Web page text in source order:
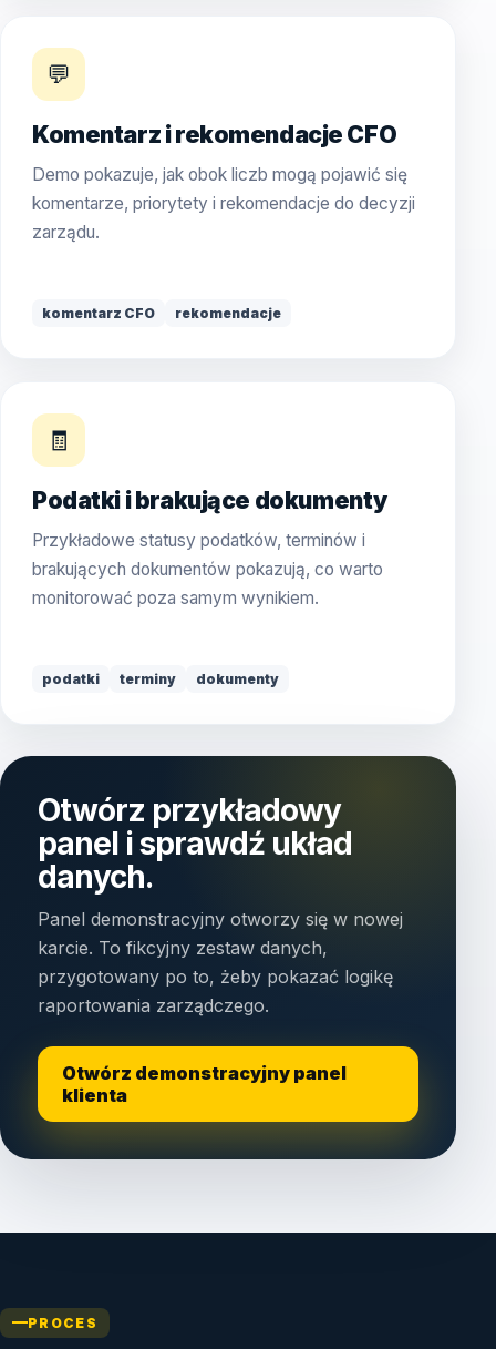
💬
Komentarz i rekomendacje CFO
Demo pokazuje, jak obok liczb mogą pojawić się
komentarze, priorytety i rekomendacje do decyzji
zarządu.
komentarz CFO rekomendacje
🧾
Podatki i brakujące dokumenty
Przykładowe statusy podatków, terminów i
brakujących dokumentów pokazują, co warto
monitorować poza samym wynikiem.
podatki terminy dokumenty
Otwórz przykładowy
panel i sprawdź układ
danych.
Panel demonstracyjny otworzy się w nowej
karcie. To fikcyjny zestaw danych,
przygotowany po to, żeby pokazać logikę
raportowania zarządczego.
Otwórz demonstracyjny panel
klienta
PROCES